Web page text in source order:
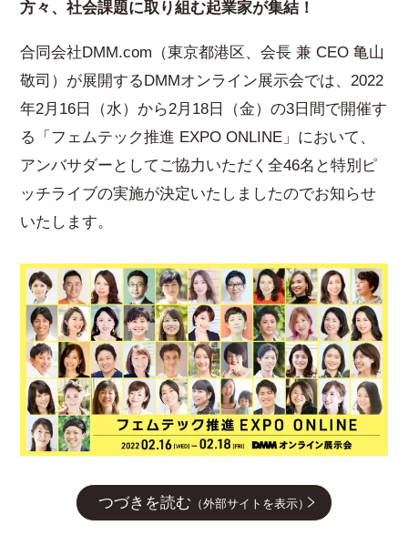
方々、社会課題に取り組む起業家が集結！
合同会社DMM.com（東京都港区、会長 兼 CEO 亀山
敬司）が展開するDMMオンライン展示会では、2022
年2月16日（水）から2月18日（金）の3日間で開催す
る「フェムテック推進 EXPO ONLINE」において、
アンバサダーとしてご協力いただく全46名と特別ピ
ッチライブの実施が決定いたしましたのでお知らせ
いたします。
つづきを読む （外部サイトを表示）